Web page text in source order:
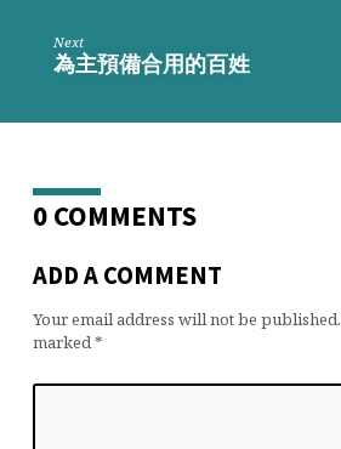
Next
為主預備合用的百姓
0 COMMENTS
ADD A COMMENT
Your email address will not be published.
marked*